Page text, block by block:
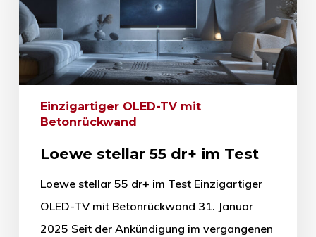
Einzigartiger OLED-TV mit
Betonrückwand
Loewe stellar 55 dr+ im Test
Loewe stellar 55 dr+ im Test Einzigartiger
OLED-TV mit Betonrückwand 31. Januar
2025 Seit der Ankündigung im vergangenen